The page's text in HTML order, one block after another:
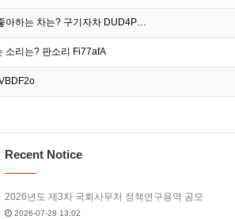
아하는 차는? 구기자차 DUD4P…
소리는? 판소리 Fi77afA
Recent Notice
2026년도 제3차 국회사무처 정책연구용역 공모
2026-07-28 13:02